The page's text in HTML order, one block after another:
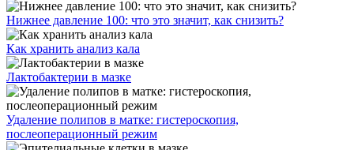
Нижнее давление 100: что это значит, как снизить?
Как хранить анализ кала
Лактобактерии в мазке
Удаление полипов в матке: гистероскопия,
послеоперационный режим